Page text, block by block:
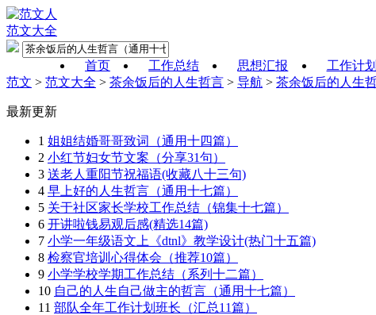
范文大全
首页 工作总结 思想汇报 工作计划
范文 > 范文大全 > 茶余饭后的人生哲言 > 导航 > 茶余饭后的人生
最新更新
1 姐姐结婚哥哥致词（通用十四篇）
2 小红节妇女节文案（分享31句）
3 送老人重阳节祝福语(收藏八十三句)
4 早上好的人生哲言（通用十七篇）
5 关于社区家长学校工作总结（锦集十七篇）
6 开讲啦钱易观后感(精选14篇)
7 小学一年级语文上《dtnl》教学设计(热门十五篇)
8 检察官培训心得体会（推荐10篇）
9 小学学校学期工作总结（系列十二篇）
10 自己的人生自己做主的哲言（通用十七篇）
11 部队全年工作计划班长（汇总11篇）